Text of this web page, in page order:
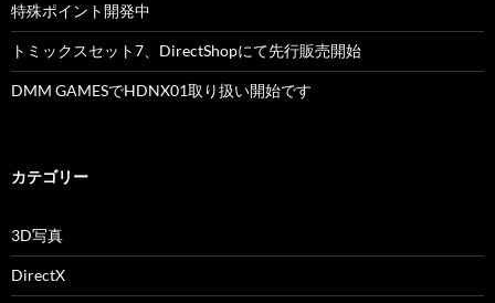
特殊ポイント開発中
トミックスセット7、DirectShopにて先行販売開始
DMM GAMESでHDNX01取り扱い開始です
カテゴリー
3D写真
DirectX